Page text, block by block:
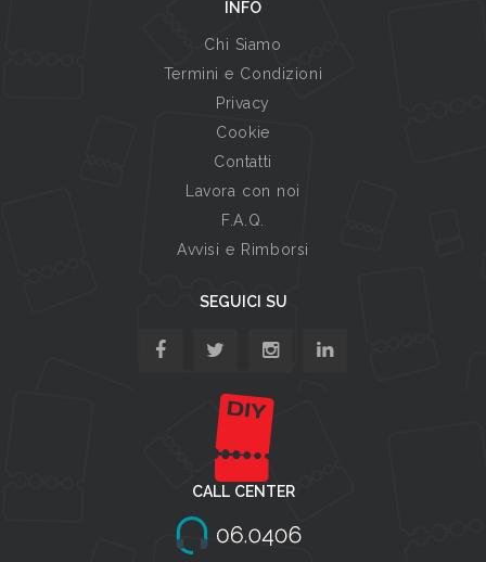
INFO
Chi Siamo
Termini e Condizioni
Privacy
Cookie
Contatti
Lavora con noi
F.A.Q.
Avvisi e Rimborsi
SEGUICI SU
CALL CENTER